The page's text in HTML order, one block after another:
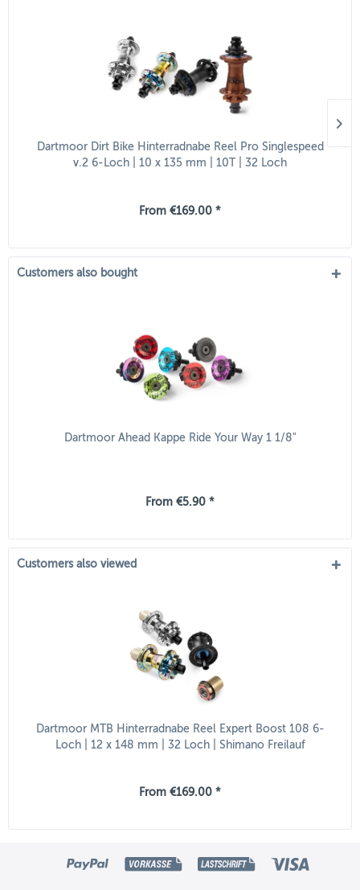
Dartmoor Dirt Bike Hinterradnabe Reel Pro Singlespeed
v.2 6-Loch | 10 x 135 mm | 10T | 32 Loch
From €169.00 *
Customers also bought
Dartmoor Ahead Kappe Ride Your Way 1 1/8"
From €5.90 *
Customers also viewed
Dartmoor MTB Hinterradnabe Reel Expert Boost 108 6-
Loch | 12 x 148 mm | 32 Loch | Shimano Freilauf
From €169.00 *